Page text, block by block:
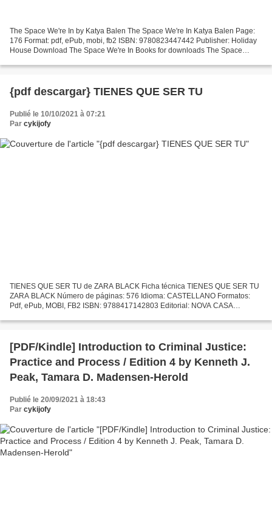
The Space We're In by Katya Balen The Space We're In Katya Balen Page:
176 Format: pdf, ePub, mobi, fb2 ISBN: 9780823447442 Publisher: Holiday
House Download The Space We're In Books for downloads The Space
{pdf descargar} TIENES QUE SER TU
Publié le 10/10/2021 à 07:21
Par cykijofy
TIENES QUE SER TU de ZARA BLACK Ficha técnica TIENES QUE SER TU
ZARA BLACK Número de páginas: 576 Idioma: CASTELLANO Formatos:
Pdf, ePub, MOBI, FB2 ISBN: 9788417142803 Editorial: NOVA CASA
[PDF/Kindle] Introduction to Criminal Justice:
Practice and Process / Edition 4 by Kenneth J.
Peak, Tamara D. Madensen-Herold
Publié le 20/09/2021 à 18:43
Par cykijofy